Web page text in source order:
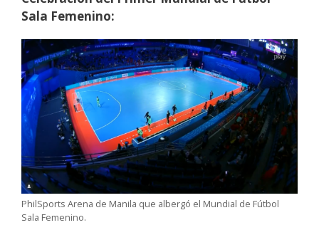
Sala Femenino:
PhilSports Arena de Manila que albergó el Mundial de Fútbol
Sala Femenino.